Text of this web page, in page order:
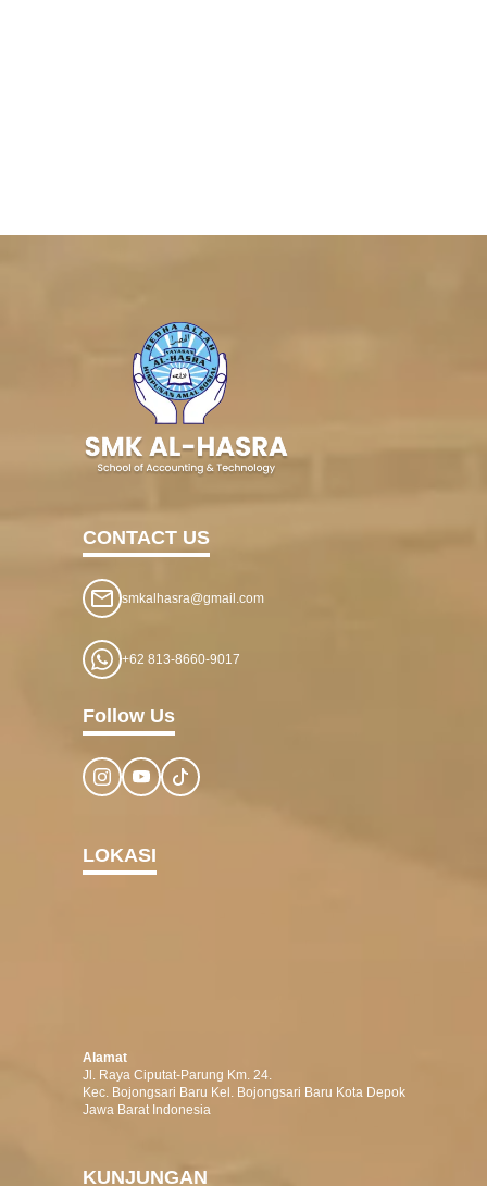
CONTACT US
smkalhasra@gmail.com
+62 813-8660-9017
Follow Us
LOKASI
Alamat
Jl. Raya Ciputat-Parung Km. 24.
Kec. Bojongsari Baru Kel. Bojongsari Baru Kota Depok
Jawa Barat Indonesia
KUNJUNGAN